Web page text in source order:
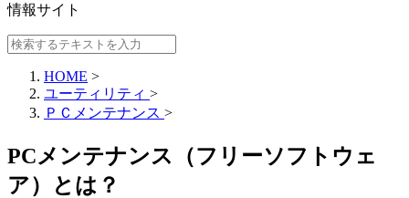
情報サイト
HOME >
ユーティリティ >
ＰＣメンテナンス >
PCメンテナンス（フリーソフトウェ
ア）とは？